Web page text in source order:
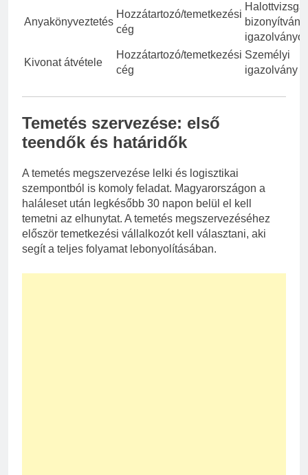
Anyakönyveztetés
Hozzátartozó/temetkezési
cég
bizonyítvány,
Kivonat átvétele
Hozzátartozó/temetkezési
cég
Személyi
igazolvány
Temetés szervezése: első
teendők és határidők
A temetés megszervezése lelki és logisztikai
szempontból is komoly feladat. Magyarországon a
haláleset után legkésőbb 30 napon belül el kell
temetni az elhunytat. A temetés megszervezéséhez
először temetkezési vállalkozót kell választani, aki
segít a teljes folyamat lebonyolításában.